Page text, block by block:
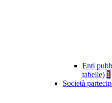
Enti
tabelle) 1
Società